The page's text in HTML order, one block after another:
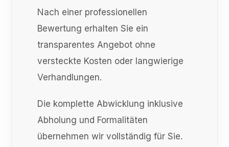
Nach einer professionellen
Bewertung erhalten Sie ein
transparentes Angebot ohne
versteckte Kosten oder langwierige
Verhandlungen.
Die komplette Abwicklung inklusive
Abholung und Formalitäten
übernehmen wir vollständig für Sie.